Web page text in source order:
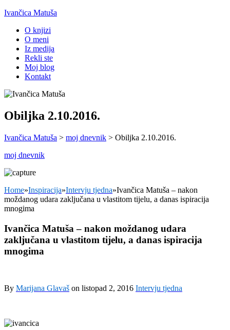
Ivančica Matuša
O knjizi
O meni
Iz medija
Rekli ste
Moj blog
Kontakt
Obiljka 2.10.2016.
Ivančica Matuša > moj dnevnik > Obiljka 2.10.2016.
moj dnevnik
Home»Inspiracija»Intervju tjedna»Ivančica Matuša – nakon
moždanog udara zaključana u vlastitom tijelu, a danas ispiracija
mnogima
Ivančica Matuša – nakon moždanog udara
zaključana u vlastitom tijelu, a danas ispiracija
mnogima
By Marijana Glavaš on listopad 2, 2016 Intervju tjedna